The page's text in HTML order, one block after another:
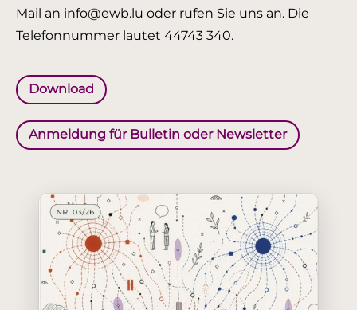
Mail an info@ewb.lu oder rufen Sie uns an. Die
Telefonnummer lautet 44743 340.
Download
Anmeldung für Bulletin oder Newsletter